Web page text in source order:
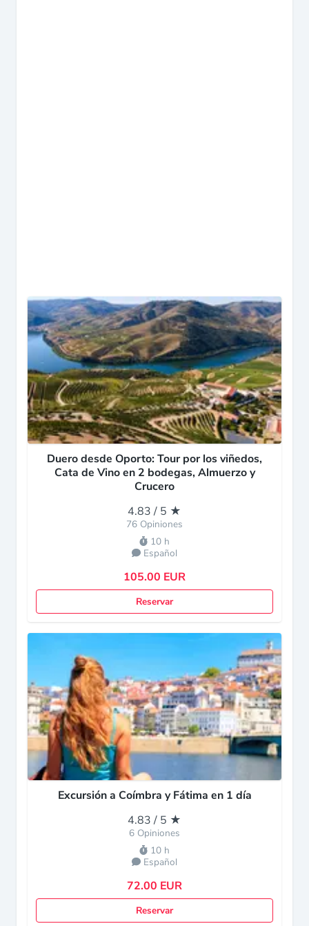
Duero desde Oporto: Tour por los viñedos,
Cata de Vino en 2 bodegas, Almuerzo y
Crucero
4.83 / 5 ★
76 Opiniones
10 h
Español
105.00 EUR
Reservar
Excursión a Coímbra y Fátima en 1 día
4.83 / 5 ★
6 Opiniones
10 h
Español
72.00 EUR
Reservar